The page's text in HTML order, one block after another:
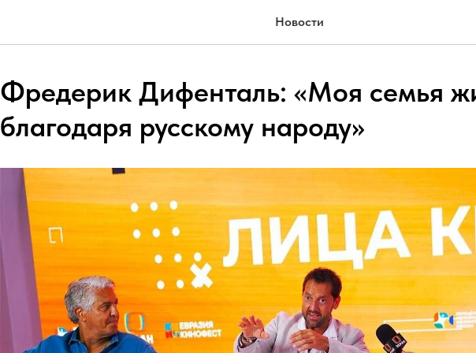
Новости
Фредерик Дифенталь: «Моя семья
благодаря русскому народу»